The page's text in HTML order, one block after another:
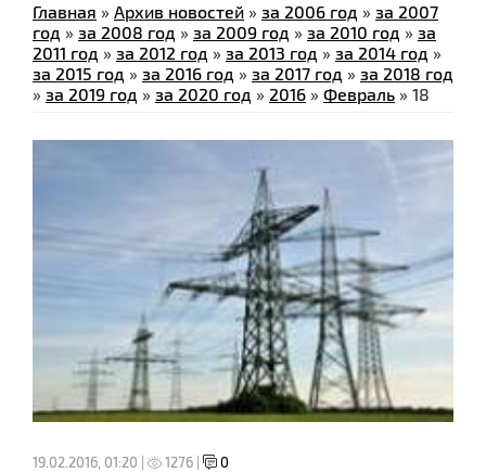
Главная » Архив новостей » за 2006 год » за 2007
год » за 2008 год » за 2009 год » за 2010 год » за
2011 год » за 2012 год » за 2013 год » за 2014 год »
за 2015 год » за 2016 год » за 2017 год » за 2018 год
» за 2019 год » за 2020 год » 2016 » Февраль » 18
19.02.2016, 01:20 | 1276 | 0